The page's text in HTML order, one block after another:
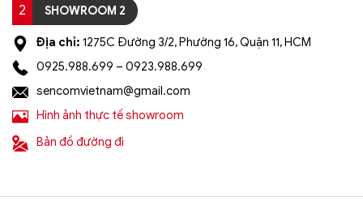
2 SHOWROOM 2
Địa chỉ: 1275C Đường 3/2, Phường 16, Quận 11, HCM
0925.988.699 – 0923.988.699
sencomvietnam@gmail.com
Hình ảnh thực tế showroom
Bản đồ đường đi